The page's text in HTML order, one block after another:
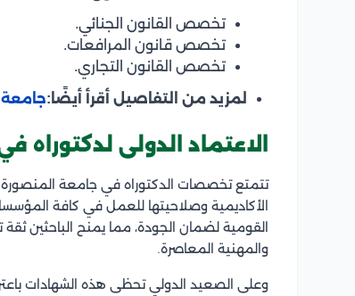
تخصص القانون الجنائي.
تخصص قانون المرافعات.
تخصص القانون التجاري.
لمزيد من التفاصيل أقرأ أيضًا:جامعة
الاعتماد الدولى
تتمتع تخصصات الدكتوراه في جامعة
الأكاديمية وصلاحيتها للعمل في كافة
القومية لضمان الجودة، مما يمنح الباحثين
والمهنية المعاصرة.
وعلى الصعيد الدولي تحظى هذه الشهادات